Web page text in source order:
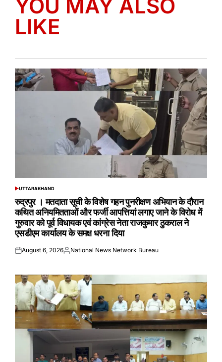
YOU MAY ALSO
LIKE
POSTED
UTTARAKHAND
रुद्रपुर । मतदाता सूची के विशेष गहन पुनरीक्षण अभियान के दौरान
कथित अनियमितताओं और फर्जी आपत्तियां लगाए जाने के विरोध में
गुरुवार को पूर्व विधायक एवं कांग्रेस नेता राजकुमार ठुकराल ने
एसडीएम कार्यालय के समक्ष धरना दिया
Posted
August 6, 2026Posted
National News Network Bureau